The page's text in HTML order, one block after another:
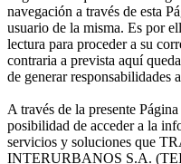
navegación a través de esta
usuario de la misma. Es por
lectura para proceder a su
contraria a prevista aquí
de generar responsabilidades
A través de la presente
posibilidad de acceder a la
servicios y soluciones que
INTERURBANOS S.A.